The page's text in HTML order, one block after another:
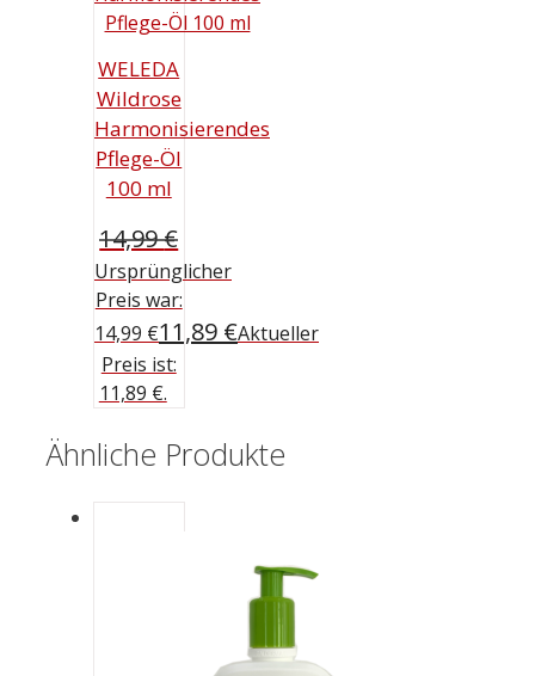
WELEDA
Wildrose
Harmonisierendes
Pflege-Öl
100 ml
14,99€
Ursprünglicher
Preis war:
14,99 €11,89 €Aktueller
Preis ist:
11,89 €.
Ähnliche Produkte